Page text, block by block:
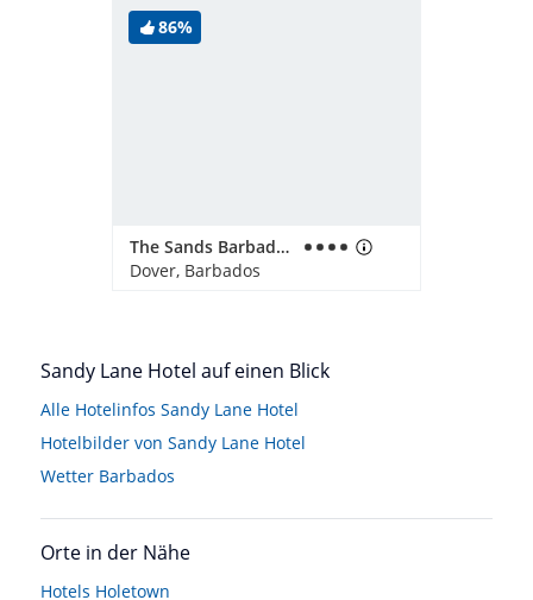
86%
The Sands Barbados
Dover, Barbados
Sandy Lane Hotel auf einen Blick
Alle Hotelinfos Sandy Lane Hotel
Hotelbilder von Sandy Lane Hotel
Wetter Barbados
Orte in der Nähe
Hotels Holetown